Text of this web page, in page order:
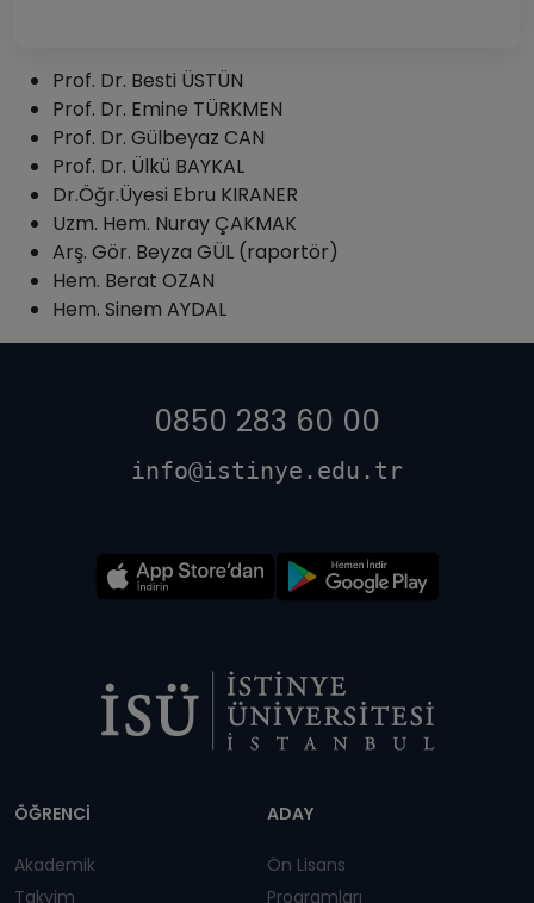
Prof. Dr. Besti ÜSTÜN
Prof. Dr. Emine TÜRKMEN
Prof. Dr. Gülbeyaz CAN
Prof. Dr. Ülkü BAYKAL
Dr.Öğr.Üyesi Ebru KIRANER
Uzm. Hem. Nuray ÇAKMAK
Arş. Gör. Beyza GÜL (raportör)
Hem. Berat OZAN
Hem. Sinem AYDAL
0850 283 60 00
info@istinye.edu.tr
ÖĞRENCİ
Akademik
Takvim
ADAY
Ön Lisans
Programları